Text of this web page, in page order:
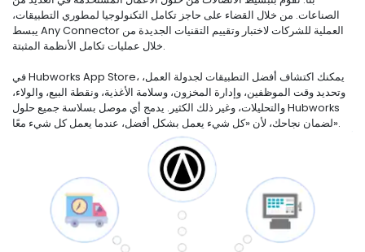
الصناعات. من خلال القضاء على حاجز تكامل التكنولوجيا لمطوري التطبيقات،
يبسط Any Connector العملية للشركات لاختبار وتقييم التقنيات الجديدة من
خلال عمليات تكامل الأنظمة المثبتة.
في Hubworks App Store، يمكنك اكتشاف أفضل التطبيقات لجدولة العمل،
وتحديد وقت الموظفين، وإدارة المخزون، وسلامة الأغذية، ونقطة البيع، والولاء،
والتحليلات، وغير ذلك الكثير. يدمج أي موصل بسلاسة جميع حلول Hubworks
لضمان نجاحك، لأن «كل شيء يعمل بشكل أفضل، عندما يعمل كل شيء معًا».